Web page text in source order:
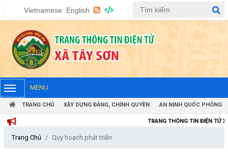
Vietnamese English
MENU
TRANG CHỦ XÂY DỰNG ĐẢNG, CHÍNH QUYỀN AN NINH QUỐC PHÒNG
TRANG THÔNG TIN ĐIỆN TỬ XÃ
Trang Chủ Quy hoạch phát triển